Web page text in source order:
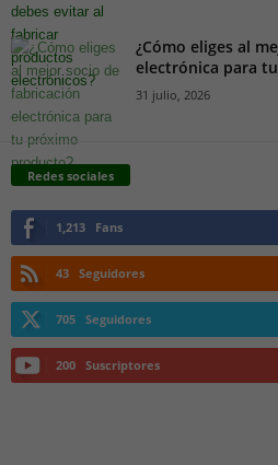
¿Cómo eliges al
electrónica para
31 julio, 2026
Redes sociales
1,213 Fans
43 Seguidores
705 Seguidores
200 Suscriptores